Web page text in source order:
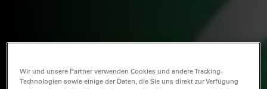
Wir und unsere Partner verwenden Cookies und andere Tracking-
Technologien sowie einige der Daten, die Sie uns direkt zur Verfügung